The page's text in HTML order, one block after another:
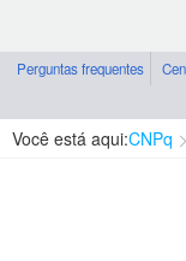
Perguntas frequentes
Você está aqui:CNPq